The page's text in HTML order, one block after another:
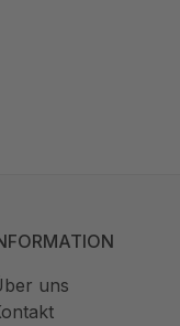
uns